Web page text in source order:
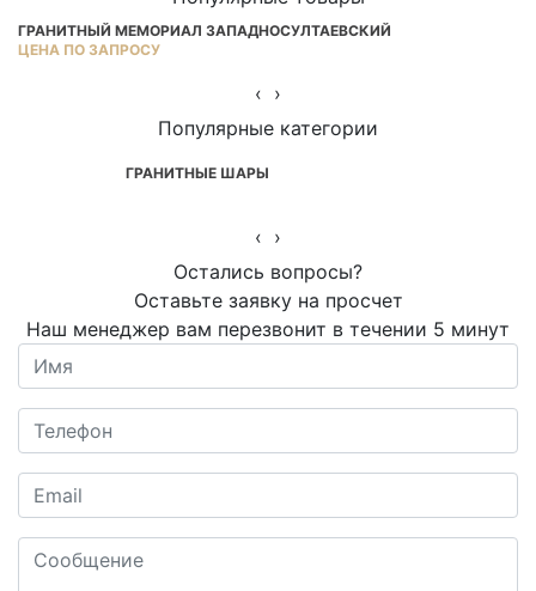
ГРАНИТНЫЙ МЕМОРИАЛ ЗАПАДНОСУЛТАЕВСКИЙ
ЦЕНА ПО ЗАПРОСУ
‹ ›
Популярные категории
ГРАНИТНЫЕ ШАРЫ
‹ ›
Остались вопросы?
Оставьте заявку на просчет
Наш менеджер вам перезвонит в течении 5 минут